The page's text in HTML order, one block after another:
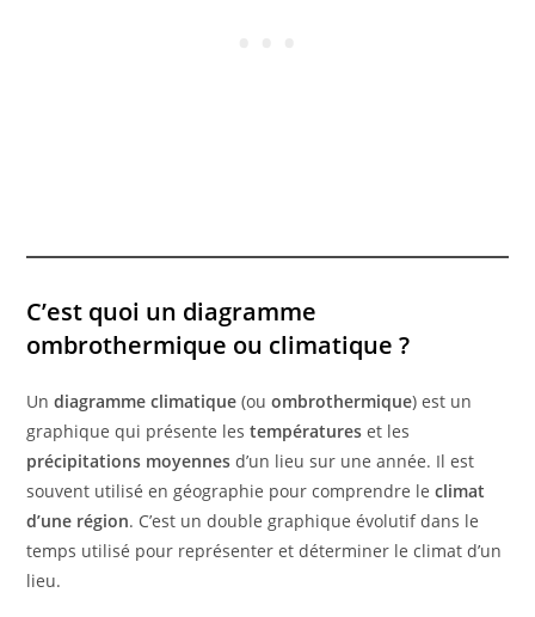
C’est quoi un diagramme
ombrothermique ou climatique ?
Undiagramme climatique (ouombrothermique) est un
graphique qui présente lestempératures et les
précipitations moyennes d’un lieu sur une année. Il est
souvent utilisé en géographie pour comprendre leclimat
d’une région. C’est un double graphique évolutif dans le
temps utilisé pour représenter et déterminer le climat d’un
lieu.